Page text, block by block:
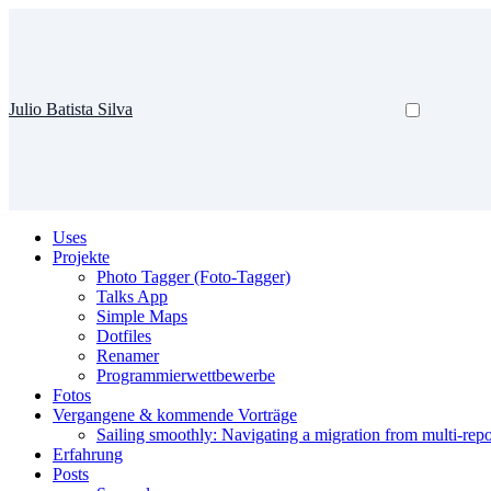
Julio Batista Silva
Uses
Projekte
Photo Tagger (Foto-Tagger)
Talks App
Simple Maps
Dotfiles
Renamer
Programmierwettbewerbe
Fotos
Vergangene & kommende Vorträge
Sailing smoothly: Navigating a migration from multi-
Erfahrung
Posts